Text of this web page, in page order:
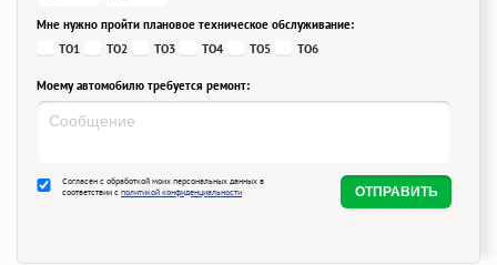
Мне нужно пройти плановое техническое обслуживание:
ТО1
ТО2 ТО3 ТО4 ТО5 ТО6
Моему автомобилю требуется ремонт:
Согласен с обработкой моих персональных данных в
соответствии с политикой конфиденциальности